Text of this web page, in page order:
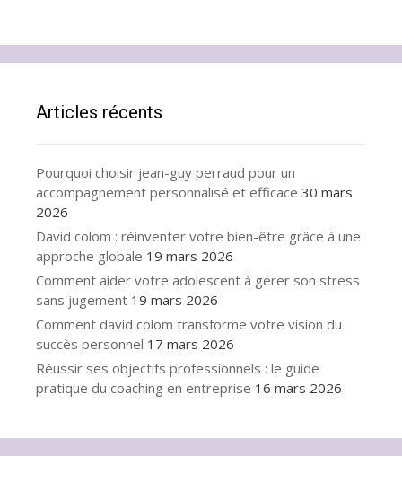
Articles récents
Pourquoi choisir jean-guy perraud pour un
accompagnement personnalisé et efficace 30 mars
2026
David colom : réinventer votre bien-être grâce à une
approche globale 19 mars 2026
Comment aider votre adolescent à gérer son stress
sans jugement 19 mars 2026
Comment david colom transforme votre vision du
succès personnel 17 mars 2026
Réussir ses objectifs professionnels : le guide
pratique du coaching en entreprise 16 mars 2026